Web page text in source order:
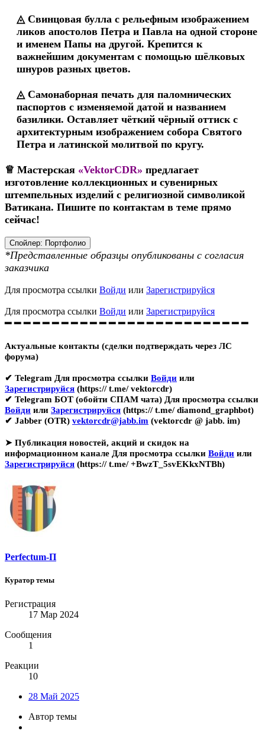
◬ Свинцовая булла с рельефным изображением
ликов апостолов Петра и Павла на одной стороне
и именем Папы на другой. Крепится к
важнейшим документам с помощью шёлковых
шнуров разных цветов.
◬ Самонаборная печать для паломнических
паспортов с изменяемой датой и названием
базилики. Оставляет чёткий чёрный оттиск с
архитектурным изображением собора Святого
Петра и латинской молитвой по кругу.​
♕ Мастерская «VektorCDR» предлагает
изготовление коллекционных и сувенирных
штемпельных изделий с религиозной символикой
Ватикана. Пишите по контактам в теме прямо
сейчас!
Спойлер: Портфолио
*Представленные образцы опубликованы с согласия
заказчика
Для просмотра ссылки Войди или Зарегистрируйся
Для просмотра ссылки Войди или Зарегистрируйся
━ ━ ━ ━ ━ ━ ━ ━ ━ ━ ━ ━ ━ ━ ━ ━ ━ ━ ━ ━ ━ ━ ━ ━ ━ ━
Актуальные контакты (сделки подтверждать через ЛС
форума)
✔ Telegram Для просмотра ссылки Войди или
Зарегистрируйся (https:// t.me/ vektorcdr)
✔ Telegram БОТ (обойти СПАМ чата) Для просмотра ссылки
Войди или Зарегистрируйся (https:// t.me/ diamond_graphbot)
✔ Jabber (OTR) vektorcdr@jabb.im (vektorcdr @ jabb. im)
➤ Публикация новостей, акций и скидок на
информационном канале Для просмотра ссылки Войди или
Зарегистрируйся (https:// t.me/ +BwzT_5svEKkxNTBh)
Perfectum-П
Куратор темы
Регистрация
17 Мар 2024
Сообщения
1
Реакции
10
28 Май 2025
Автор темы